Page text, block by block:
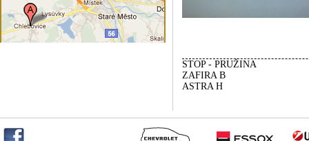
STOP - PRUŽINA
ZAFIRA B
ASTRA H